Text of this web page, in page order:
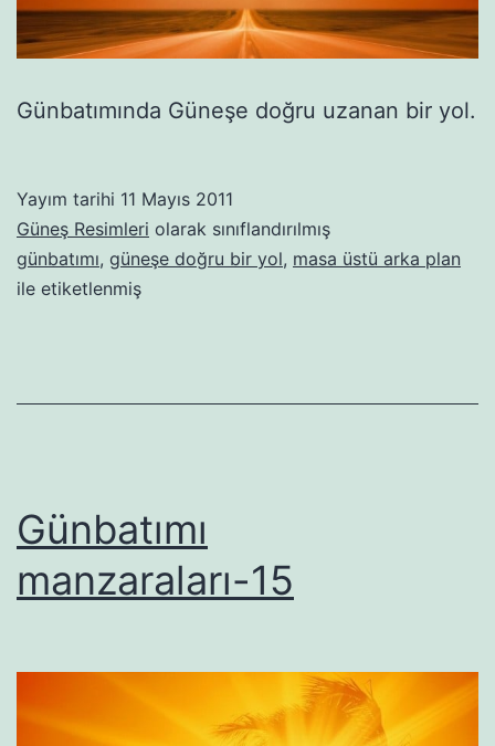
Günbatımında Güneşe doğru uzanan bir yol.
Yayım tarihi 11 Mayıs 2011
Güneş Resimleri olarak sınıflandırılmış
günbatımı, güneşe doğru bir yol, masa üstü arka plan
ile etiketlenmiş
Günbatımı
manzaraları-15